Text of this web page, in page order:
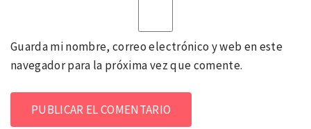
Guarda mi nombre, correo electrónico y web en este
navegador para la próxima vez que comente.